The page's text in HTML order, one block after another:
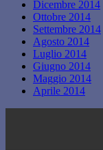
Dicembre 2014
Ottobre 2014
Settembre 2014
Agosto 2014
Luglio 2014
Giugno 2014
Maggio 2014
Aprile 2014